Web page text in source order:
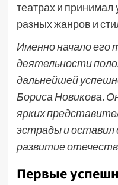
театрах и принимал
разных жанров и
Именно начало его
деятельности
дальнейшей
Бориса Новикова.
ярких
эстрады и оставил
развитие
Первые